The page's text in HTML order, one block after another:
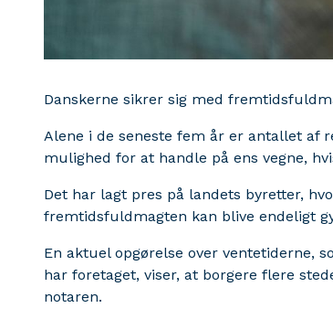
Danskerne sikrer sig med
Alene i de seneste fem år er antallet af
mulighed for at handle på ens vegne,
Det har lagt pres på landets byretter,
fremtidsfuldmagten kan blive endeligt
En aktuel opgørelse over ventetiderne,
har foretaget, viser, at borgere flere
notaren.